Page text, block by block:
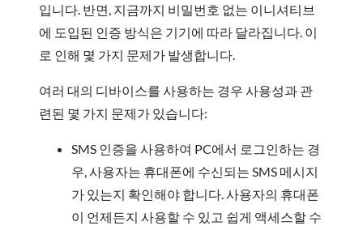
입니다. 반면, 지금까지 비밀번호 없는 이니셔티브
에 도입된 인증 방식은 기기에 따라 달라집니다. 이
로 인해 몇 가지 문제가 발생합니다.
여러 대의 디바이스를 사용하는 경우 사용성과 관
련된 몇 가지 문제가 있습니다:
SMS 인증을 사용하여 PC에서 로그인하는 경
우, 사용자는 휴대폰에 수신되는 SMS 메시지
가 있는지 확인해야 합니다. 사용자의 휴대폰
이 언제든지 사용할 수 있고 쉽게 액세스할 수